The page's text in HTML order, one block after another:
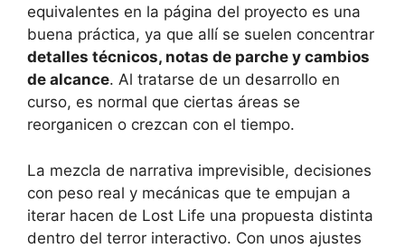
equivalentes en la página del proyecto es una
buena práctica, ya que allí se suelen concentrar
detalles técnicos, notas de parche y cambios
de alcance. Al tratarse de un desarrollo en
curso, es normal que ciertas áreas se
reorganicen o crezcan con el tiempo.
La mezcla de narrativa imprevisible, decisiones
con peso real y mecánicas que te empujan a
iterar hacen de Lost Life una propuesta distinta
dentro del terror interactivo. Con unos ajustes